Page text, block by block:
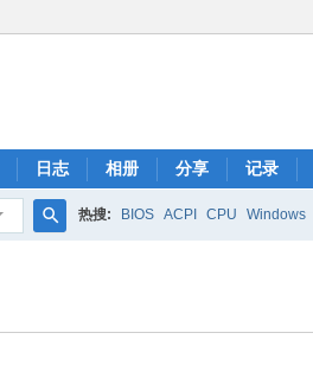
日志 相册 分享 记录
热搜: BIOS ACPI CPU Windows